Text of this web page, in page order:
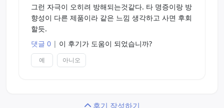
그런 자극이 오히려 방해되는것같다. 타 명증이랑 방
향성이 다른 제품이라 같은 느낌 생각하고 사면 후회
할듯.
댓글 0 | 이 후기가 도움이 되었습니까?
예 아니오
후기 작성하기